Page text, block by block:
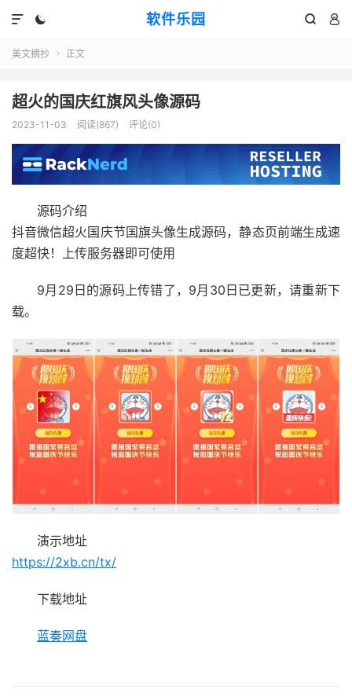
软件乐园 
 

美文摘抄  正文
超火的国庆红旗风头像源码
2023-11-03 阅读(867) 评论(0)
源码介绍
抖音微信超火国庆节国旗头像生成源码，静态页前端生成速
度超快！上传服务器即可使用
9月29日的源码上传错了，9月30日已更新，请重新下
载。
演示地址
https://2xb.cn/tx/
下载地址
蓝奏网盘